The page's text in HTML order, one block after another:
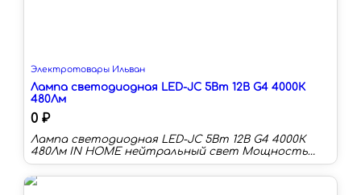
Электротовары Ильван
Лампа светодиодная LED-JC 5Вт 12В G4 4000К
480Лм
0 ₽
Лампа светодиодная LED-JC 5Вт 12В G4 4000К
480Лм IN HOME нейтральный свет Мощность
(Вт):5 Цоколь:G4 Цветовая температура:4000 К
Длина:50 мм Тип колбы:JC Световой поток:480 лм
Световая отдача:95 лм/Вт